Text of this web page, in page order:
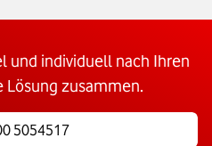
und individuell nach Ihren
Lösung zusammen.
5054517